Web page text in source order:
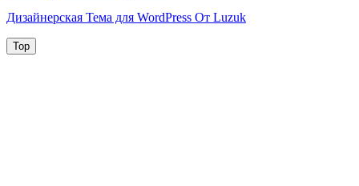
Дизайнерская Тема для WordPress От Luzuk
Top